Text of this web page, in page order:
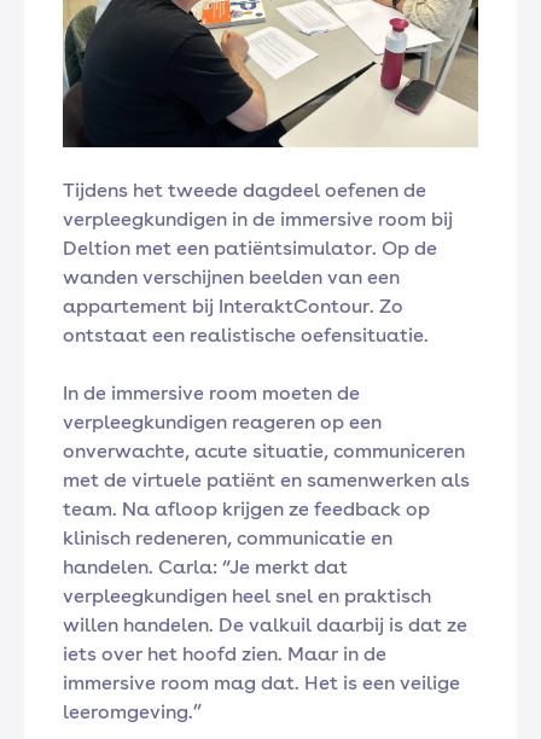
Tijdens het tweede dagdeel oefenen de
verpleegkundigen in de immersive room bij
Deltion met een patiëntsimulator. Op de
wanden verschijnen beelden van een
appartement bij InteraktContour. Zo
ontstaat een realistische oefensituatie.
In de immersive room moeten de
verpleegkundigen reageren op een
onverwachte, acute situatie, communiceren
met de virtuele patiënt en samenwerken als
team. Na afloop krijgen ze feedback op
klinisch redeneren, communicatie en
handelen. Carla: “Je merkt dat
verpleegkundigen heel snel en praktisch
willen handelen. De valkuil daarbij is dat ze
iets over het hoofd zien. Maar in de
immersive room mag dat. Het is een veilige
leeromgeving.”